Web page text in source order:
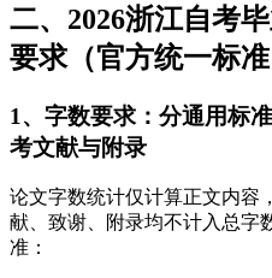
二、2026浙江自考
要求（官方统一标准
1、字数要求：分通用标
考文献与附录
论文字数统计仅计算正文内容
献、致谢、附录均不计入总字
准：